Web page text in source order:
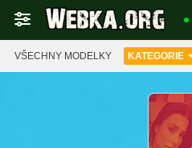
VŠECHNY MODELKY KATEGORIE